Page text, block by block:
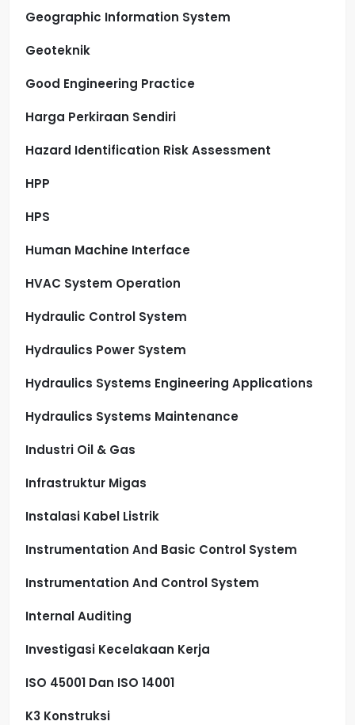
Geographic Information System
Geoteknik
Good Engineering Practice
Harga Perkiraan Sendiri
Hazard Identification Risk Assessment
HPP
HPS
Human Machine Interface
HVAC System Operation
Hydraulic Control System
Hydraulics Power System
Hydraulics Systems Engineering Applications
Hydraulics Systems Maintenance
Industri Oil & Gas
Infrastruktur Migas
Instalasi Kabel Listrik
Instrumentation And Basic Control System
Instrumentation And Control System
Internal Auditing
Investigasi Kecelakaan Kerja
ISO 45001 Dan ISO 14001
K3 Konstruksi